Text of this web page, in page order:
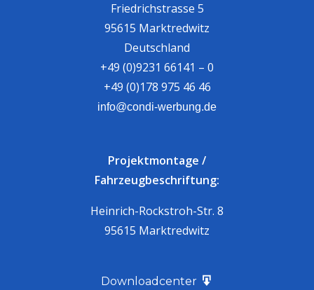
Friedrichstrasse 5
95615 Marktredwitz
Deutschland
+49 (0)9231 66141 – 0
+49 (0)178 975 46 46
info@condi-werbung.de
Projektmontage /
Fahrzeugbeschriftung:
Heinrich-Rockstroh-Str. 8
95615 Marktredwitz
Downloadcenter